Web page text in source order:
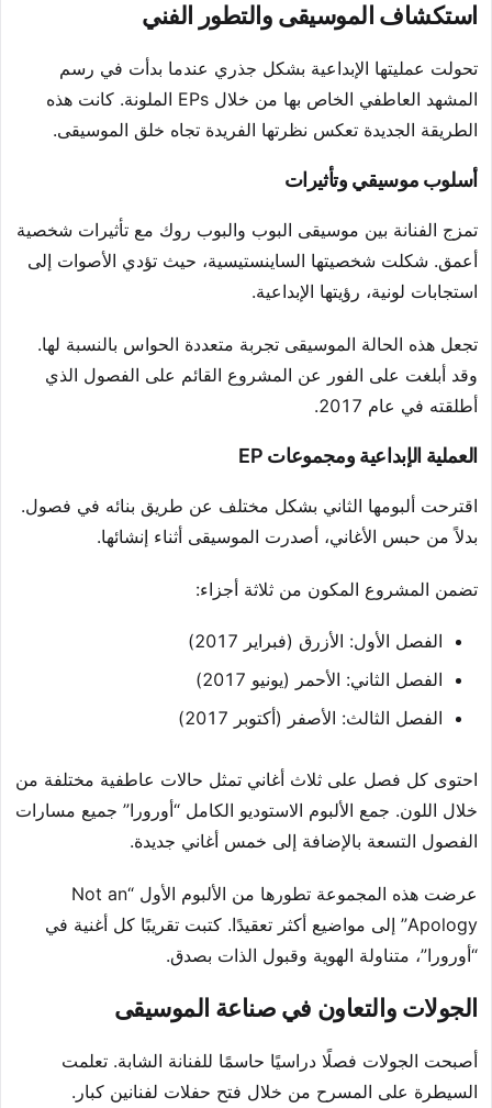
استكشاف الموسيقى والتطور الفني
تحولت عمليتها الإبداعية بشكل جذري عندما بدأت في رسم
المشهد العاطفي الخاص بها من خلال EPs الملونة. كانت هذه
الطريقة الجديدة تعكس نظرتها الفريدة تجاه خلق الموسيقى.
أسلوب موسيقي وتأثيرات
تمزج الفنانة بين موسيقى البوب والبوب روك مع تأثيرات شخصية
أعمق. شكلت شخصيتها الساينستيسية، حيث تؤدي الأصوات إلى
استجابات لونية، رؤيتها الإبداعية.
تجعل هذه الحالة الموسيقى تجربة متعددة الحواس بالنسبة لها.
وقد أبلغت على الفور عن المشروع القائم على الفصول الذي
أطلقته في عام 2017.
العملية الإبداعية ومجموعات EP
اقترحت ألبومها الثاني بشكل مختلف عن طريق بنائه في فصول.
بدلاً من حبس الأغاني، أصدرت الموسيقى أثناء إنشائها.
تضمن المشروع المكون من ثلاثة أجزاء:
الفصل الأول: الأزرق (فبراير 2017)
الفصل الثاني: الأحمر (يونيو 2017)
الفصل الثالث: الأصفر (أكتوبر 2017)
احتوى كل فصل على ثلاث أغاني تمثل حالات عاطفية مختلفة من
خلال اللون. جمع الألبوم الاستوديو الكامل “أورورا” جميع مسارات
الفصول التسعة بالإضافة إلى خمس أغاني جديدة.
عرضت هذه المجموعة تطورها من الألبوم الأول “Not an
Apology” إلى مواضيع أكثر تعقيدًا. كتبت تقريبًا كل أغنية في
“أورورا”، متناولة الهوية وقبول الذات بصدق.
الجولات والتعاون في صناعة الموسيقى
أصبحت الجولات فصلًا دراسيًا حاسمًا للفنانة الشابة. تعلمت
السيطرة على المسرح من خلال فتح حفلات لفنانين كبار.